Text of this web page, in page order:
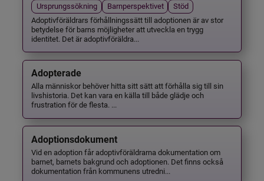
Ursprungssökning Barnperspektivet
Stöd
Adoptivföräldrars förhållningssätt till adoptionen är av stor
betydelse för barns möjligheter att utveckla en trygg
identitet. Det är adoptivföräldra...
Adopterade
Alla människor behöver hitta sitt sätt att förhålla sig till sin
livshistoria. Det kan vara en källa till både glädje och
frustration för de flesta. ...
Adoptionsdokument
Vid en adoption får adoptivföräldrarna dokumentation om
barnet, barnets bakgrund och adoptionen. Det finns också
dokumentation från kommunens utredni...